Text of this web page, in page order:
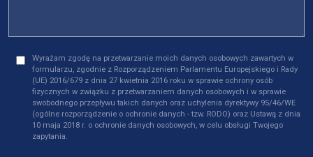
Wyrażam zgodę na przetwarzanie moich danych osobowych zawartych w
formularzu, zgodnie z Rozporządzeniem Parlamentu Europejskiego i Rady
(UE) 2016/679 z dnia 27 kwietnia 2016 roku w sprawie ochrony osób
fizycznych w związku z przetwarzaniem danych osobowych i w sprawie
swobodnego przepływu takich danych oraz uchylenia dyrektywy 95/46/WE
(ogólne rozporządzenie o ochronie danych - tzw. RODO) oraz Ustawą z dnia
10 maja 2018 r. o ochronie danych osobowych, w celu obsługi Twojego
zapytania.